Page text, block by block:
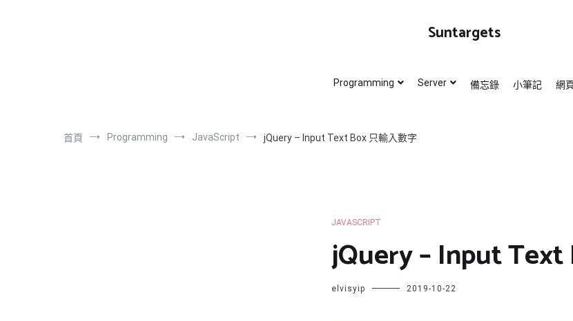
Suntargets
Programming Server 備忘錄 小筆記 網
首頁 Programming JavaScript jQuery – Input Text Box 只輸入數字
JAVASCRIPT
jQuery – Input
elvisyip 2019-10-22